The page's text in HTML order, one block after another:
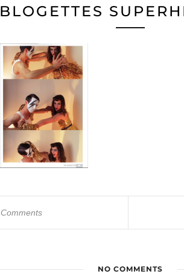
BLOGETTES
Comments
NO COMMENTS